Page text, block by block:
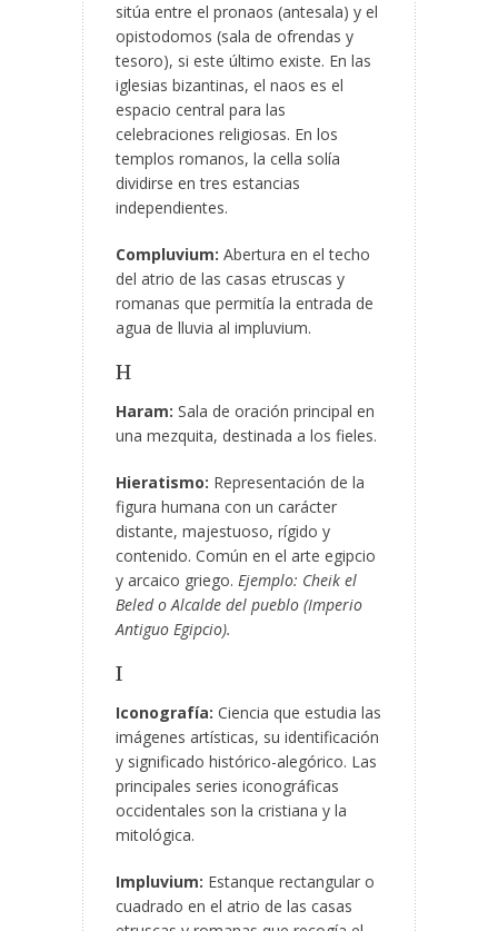
sitúa entre el pronaos (antesala) y el
opistodomos (sala de ofrendas y
tesoro), si este último existe. En las
iglesias bizantinas, el naos es el
espacio central para las
celebraciones religiosas. En los
templos romanos, la cella solía
dividirse en tres estancias
independientes.
Compluvium: Abertura en el techo
del atrio de las casas etruscas y
romanas que permitía la entrada de
agua de lluvia al impluvium.
H
Haram: Sala de oración principal en
una mezquita, destinada a los fieles.
Hieratismo: Representación de la
figura humana con un carácter
distante, majestuoso, rígido y
contenido. Común en el arte egipcio
y arcaico griego. Ejemplo: Cheik el
Beled o Alcalde del pueblo (Imperio
Antiguo Egipcio).
I
Iconografía: Ciencia que estudia las
imágenes artísticas, su identificación
y significado histórico-alegórico. Las
principales series iconográficas
occidentales son la cristiana y la
mitológica.
Impluvium: Estanque rectangular o
cuadrado en el atrio de las casas